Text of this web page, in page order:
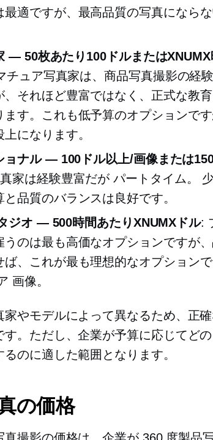
最適ですが、最高品質の写真になら
— 50枚あたり100ドルまたはXNUMX
チュア写真家は、商品写真撮影の経
、それほど豊富ではなく、正式な教
ます。これも低予算のオプションで
になります。
ョナル— 100ドル以上/画像または
家は経験豊富だがパートタイム。
品質のバランスは良好です。
ジオ — 500時間あたりXNUMXドル:
うのは最も高価なオプションですが
ば、これが最も理想的なオプションで
画像。
家やモデルによって異なるため、正
す。ただし、企業が予算に応じてど
のに適した範囲となります。
の価格